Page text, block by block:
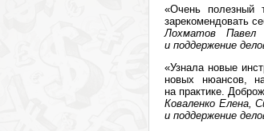
«Очень полезный
зарекомендовать
Лохматов Павел
и поддержение
«Узнала новые
новых нюансов,
на практике.
Коваленко Елена,
и поддержение